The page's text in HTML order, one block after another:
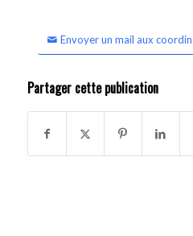
Envoyer un mail aux
Partager cette publication